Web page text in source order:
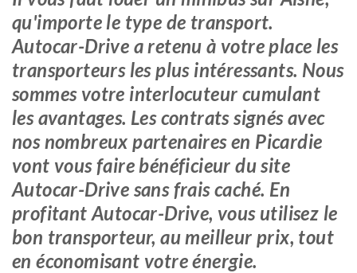
qu'importe le type de transport.
Autocar-Drive a retenu à votre place les
transporteurs les plus intéressants. Nous
sommes votre interlocuteur cumulant
les avantages. Les contrats signés avec
nos nombreux partenaires en Picardie
vont vous faire bénéficieur du site
Autocar-Drive sans frais caché. En
profitant Autocar-Drive, vous utilisez le
bon transporteur, au meilleur prix, tout
en économisant votre énergie.